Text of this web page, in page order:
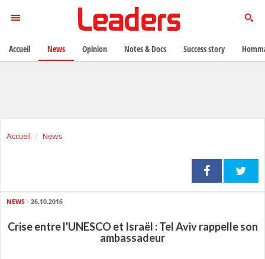
Accueil News
NEWS - 26.10.2016
Crise entre l'UNESCO et Israël : Tel Aviv rappelle son
ambassadeur
Accueil News Opinion Notes & Docs Success story